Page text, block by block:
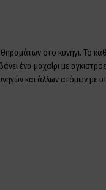
στο κυνήγι. Το
ένα μαχαίρι με
και άλλων ατόμων με